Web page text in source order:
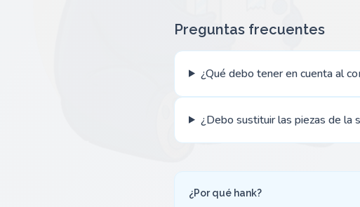
Preguntas frecuentes
¿Qué debo tener en cuenta al
¿Debo sustituir las piezas de la
¿Por qué hank?